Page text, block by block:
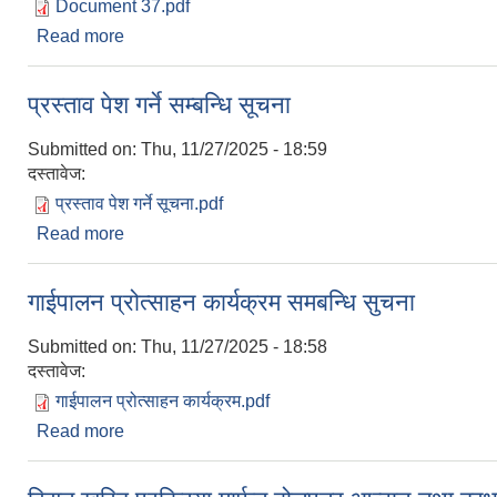
Document 37.pdf
Read more
प्रस्ताव पेश गर्ने सम्बन्धि सूचना
Submitted on: Thu, 11/27/2025 - 18:59
दस्तावेज:
प्रस्ताव पेश गर्ने सूचना.pdf
Read more
गाईपालन प्रोत्साहन कार्यक्रम समबन्धि सुचना
Submitted on: Thu, 11/27/2025 - 18:58
दस्तावेज:
गाईपालन प्रोत्साहन कार्यक्रम.pdf
Read more